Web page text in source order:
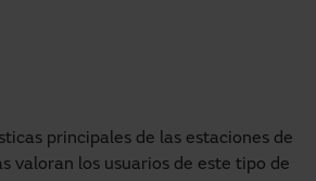
principales de las estaciones de
valoran los usuarios de este tipo de